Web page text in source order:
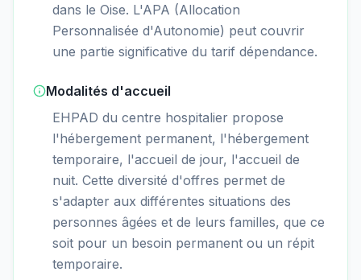
dans le Oise. L'APA (Allocation
Personnalisée d'Autonomie) peut couvrir
une partie significative du tarif dépendance.
Modalités d'accueil
EHPAD du centre hospitalier propose
l'hébergement permanent, l'hébergement
temporaire, l'accueil de jour, l'accueil de
nuit. Cette diversité d'offres permet de
s'adapter aux différentes situations des
personnes âgées et de leurs familles, que ce
soit pour un besoin permanent ou un répit
temporaire.